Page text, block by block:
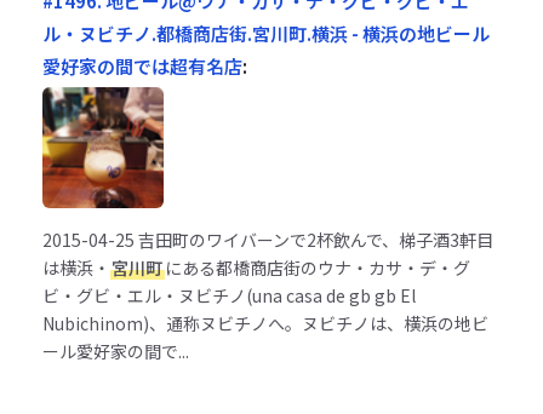
ル・ヌビチノ.都橋商店街.宮川町.横浜 - 横浜の地ビール
愛好家の間では超有名店:
2015-04-25 吉田町のワイバーンで2杯飲んで、梯子酒3軒目
は横浜・ 宮川町にある都橋商店街のウナ・カサ・デ・グ
ビ・グビ・エル・ヌビチノ(una casa de gb gb El
Nubichinom)、通称ヌビチノへ。ヌビチノは、横浜の地ビ
ール愛好家の間で...